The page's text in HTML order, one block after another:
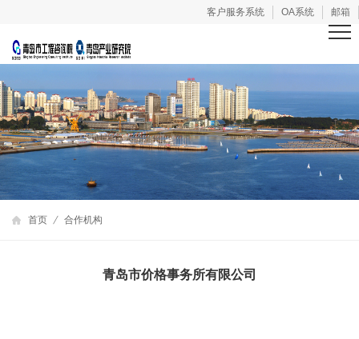
客户服务系统 OA系统 邮箱
首页 合作机构
青岛市价格事务所有限公司